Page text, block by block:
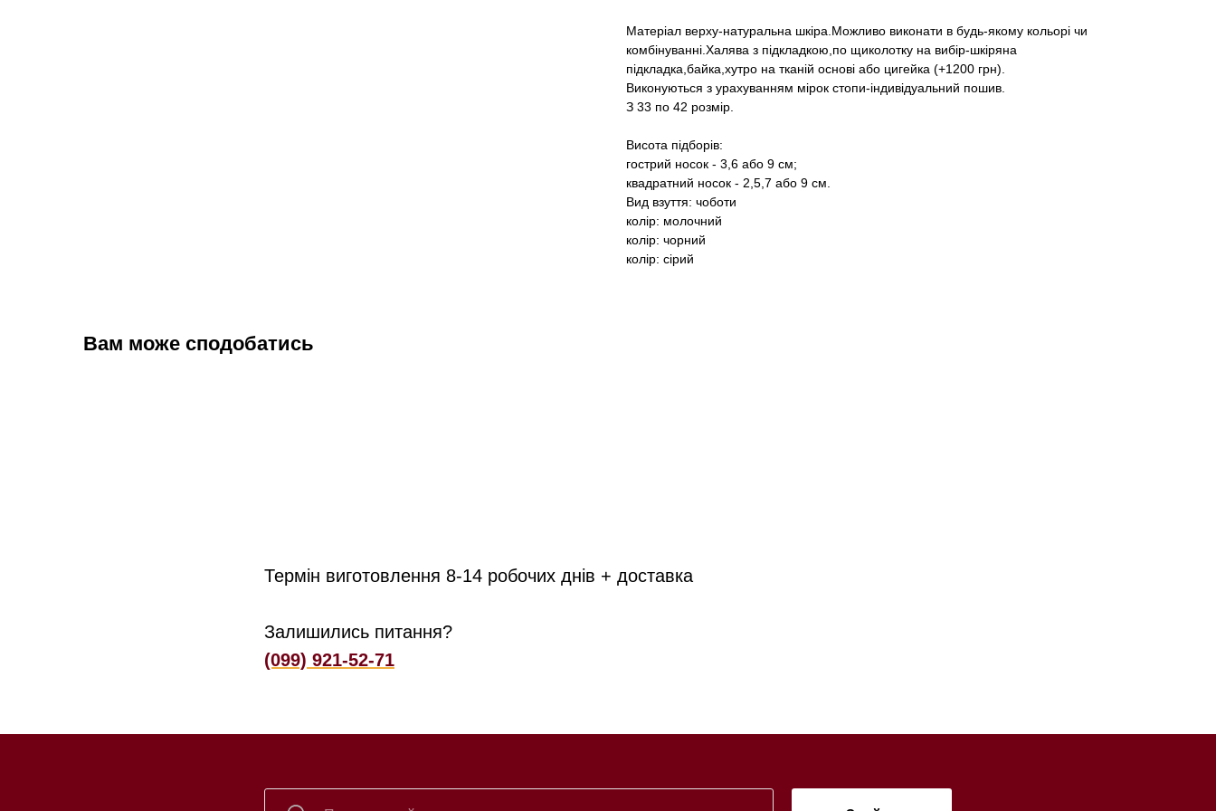
Матеріал верху-натуральна шкіра.Можливо виконати в будь-якому кольорі чи
комбінуванні.Халява з підкладкою,по щиколотку на вибір-шкіряна
підкладка,байка,хутро на тканій основі або цигейка (+1200 грн).
Виконуються з урахуванням мірок стопи-індивідуальний пошив.
З 33 по 42 розмір.
Висота підборів:
гострий носок - 3,6 або 9 см;
квадратний носок - 2,5,7 або 9 см.
Вид взуття: чоботи
колір: молочний
колір: чорний
колір: сірий
Вам може сподобатись
Термін виготовлення 8-14 робочих днів + доставка
Залишились питання?
(099) 921-52-71